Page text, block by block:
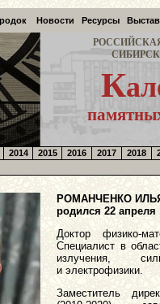
Новости Ресурсы
К
2014 2015 2016 2017 2018
РОМАНЧЕНКО
родился 22 апреля
Доктор физико-
Специалист в
излучения,
и электрофизики.
Заместитель